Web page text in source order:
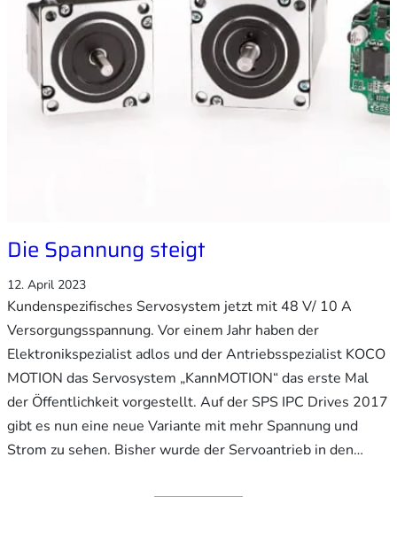
Die Spannung steigt
12. April 2023
Kundenspezifisches Servosystem jetzt mit 48 V/ 10 A
Versorgungsspannung. Vor einem Jahr haben der
Elektronikspezialist adlos und der Antriebsspezialist KOCO
MOTION das Servosystem „KannMOTION“ das erste Mal
der Öffentlichkeit vorgestellt. Auf der SPS IPC Drives 2017
gibt es nun eine neue Variante mit mehr Spannung und
Strom zu sehen. Bisher wurde der Servoantrieb in den…